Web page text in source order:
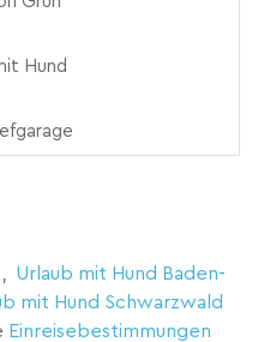
Hund
Urlaub mit Hund Baden-
mit Hund Schwarzwald
Einreisebestimmungen